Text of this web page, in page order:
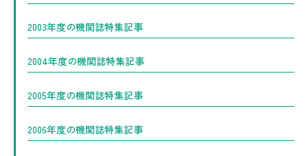
2003年度の機関誌特集記事
2004年度の機関誌特集記事
2005年度の機関誌特集記事
2006年度の機関誌特集記事